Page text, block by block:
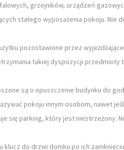
grzejników, urządzeń
stałego wyposażenia pokoju. Nie
pozostawione przez
takiej dyspozycji
są o opuszczenie budynku do
pokoju innym osobom, nawet
się parking, który jest niestrzeżony.
do drzwi domku po ich